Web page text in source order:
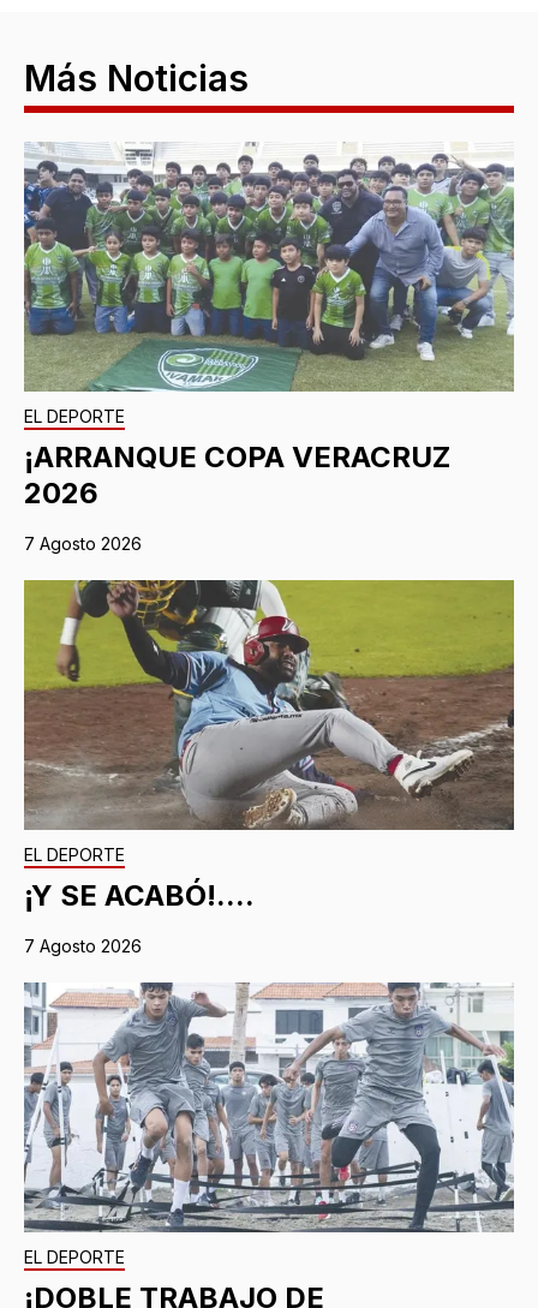
Más Noticias
EL DEPORTE
¡ARRANQUE COPA VERACRUZ
2026
7 Agosto 2026
EL DEPORTE
¡Y SE ACABÓ!....
7 Agosto 2026
EL DEPORTE
¡DOBLE TRABAJO DE